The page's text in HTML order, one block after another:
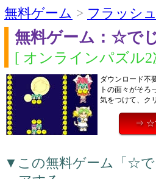
無料ゲーム > フラッシ
無料ゲーム：☆で
[ オンラインパズル2
ダウンロード不
トの面々がそろ
気をつけて、ク
⇒ ☆
▼この無料ゲーム「☆